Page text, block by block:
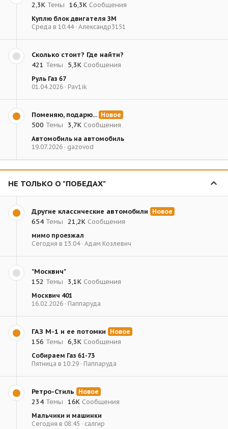
2,3К Темы 16,3К Сообщения
Куплю блок двигателя ЗМ
Среда в 10:44 Александр3151
Сколько стоит? Где найти?
421 Темы 5,3К Сообщения
Руль Газ 67
01.04.2026
Pav1ik
Поменяю, подарю... Новое
500 Темы 3,7К Сообщения
Автомобиль на автомобиль
19.07.2026
gazovod
НЕ ТОЛЬКО О "ПОБЕДАХ"
Другие классические автомобили Новое
654 Темы 21,2К Сообщения
мимо проезжал
Сегодня в 13:04 Адам Козлевич
"Москвич"
152 Темы 3,1К Сообщения
Москвич 401
16.02.2026
Паппаруда
ГАЗ М-1 и ее потомки Новое
156 Темы 6,3К Сообщения
Собираем Газ 61-73
Пятница в 10:29
Паппаруда
Ретро-Стиль Новое
234 Темы 16К Сообщения
Мальчики и машинки
Сегодня в 08:45
салгир